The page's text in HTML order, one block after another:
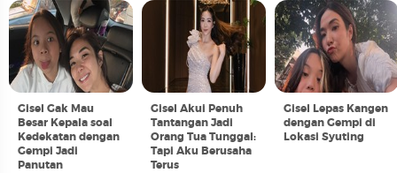
Gisel Gak Mau
Besar Kepala soal
Kedekatan dengan
Gempi Jadi
Panutan
Gisel Akui Penuh
Tantangan Jadi
Orang Tua Tunggal:
Tapi Aku Berusaha
Terus
Gisel Lepas Kangen
dengan Gempi di
Lokasi Syuting